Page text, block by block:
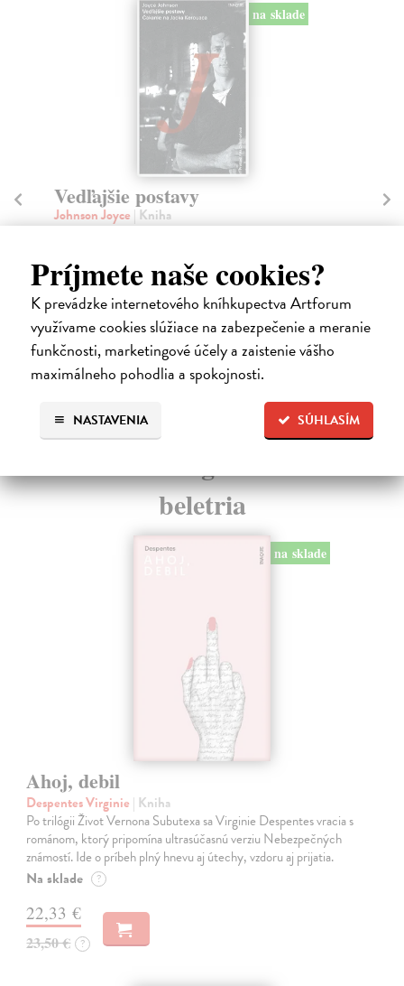
Príjmete naše cookies?
K prevádzke internetového kníhkupectva Artforum
využívame cookies slúžiace na zabezpečenie a meranie
funkčnosti, marketingové účely a zaistenie vášho
maximálneho pohodlia a spokojnosti.
SÚHLASÍM
NASTAVENIA
na sklade
Vedľajšie postavy
Johnson Joyce| Kniha
päťdesiat...
Na sklade ?
26,59 €
27,99 € ?
beletria
na sklade
Ahoj, debil
Despentes Virginie | Kniha
Po trilógii Život Vernona Subutexa sa Virginie Despentes vracia s
románom, ktorý pripomína ultrasúčasnú verziu Nebezpečných
známostí. Ide o príbeh plný hnevu aj útechy, vzdoru aj prijatia.
Na sklade ?
22,33 €
23,50 € ?